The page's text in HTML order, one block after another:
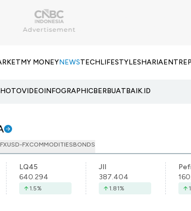
MY MONEYNEWSTECHLIFESTYLESHARIA
VIDEOINFOGRAPHICBERBUATBAIK.ID
USD-FXCOMMODITIESBONDS
LQ45
640.294
1.5%
JII
387.404
1.81%